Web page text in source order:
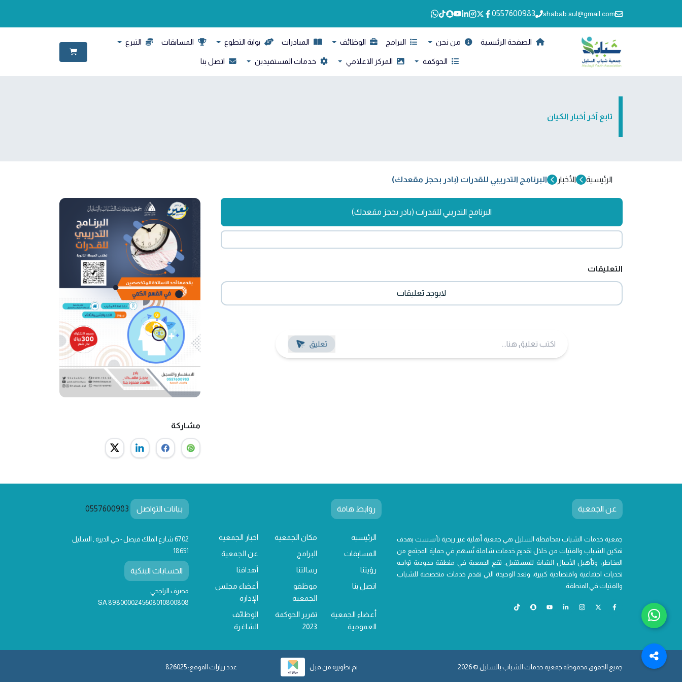
shabab.sul@gmail.com
0557600983
الصفحة الرئيسية من نحن البرامج الوظائف المبادرات بوابة التطوع المسابقات التبرع
الحوكمة المركز الاعلامي خدمات المستفيدين اتصل بنا
تابع آخر أخبار الكيان
الرئيسية الأخبار البرنامج التدريبي للقدرات (بادر بحجز مقعدك)
البرنامج التدريبي للقدرات (بادر بحجز مقعدك)
التعليقات
لايوجد تعليقات
مشاركة
عن الجمعية
جمعية خدمات الشباب بمحافظة السليل هي جمعية أهلية غير ربحية تأسست بهدف
تمكين الشباب والفتيات من خلال تقديم خدمات شاملة تُسهم في حماية المجتمع من
المخاطر، وتأهيل الأجيال الشابة للمستقبل. تقع الجمعية في منطقة حدودية تواجه
تحديات اجتماعية واقتصادية كبيرة، وتعد الوحيدة التي تقدم خدمات متخصصة للشباب
والفتيات في المنطقة.
روابط هامة
الرئيسيه مكان الجمعية
اخبار الجمعية
المسابقات
البرامج
عن الجمعية
رؤيتنا
رسالتنا
أهدافنا
اتصل بنا
موظفو
الجمعية
أعضاء مجلس
الإدارة
أعضاء الجمعية
العمومية
تقرير الحوكمة
2023
الوظائف
الشاغرة
بيانات التواصل 0557600983
6702 شارع الملك فيصل - حي الديرة , السليل
18651
الحسابات البنكية
مصرف الراجحي
SA 8980000245608010800808
جميع الحقوق محفوظة جمعية خدمات الشباب بالسليل © 2026 تم تطويره من قبل عدد زيارات الموقع: 826025